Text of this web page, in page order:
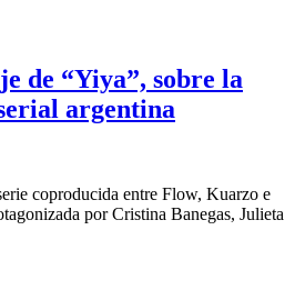
de “Yiya”, sobre la
argentina
coproducida entre Flow, Kuarzo e
por Cristina Banegas, Julieta